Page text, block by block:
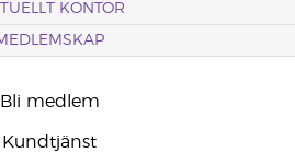
KONTOR
Bli medlem
Kundtjänst